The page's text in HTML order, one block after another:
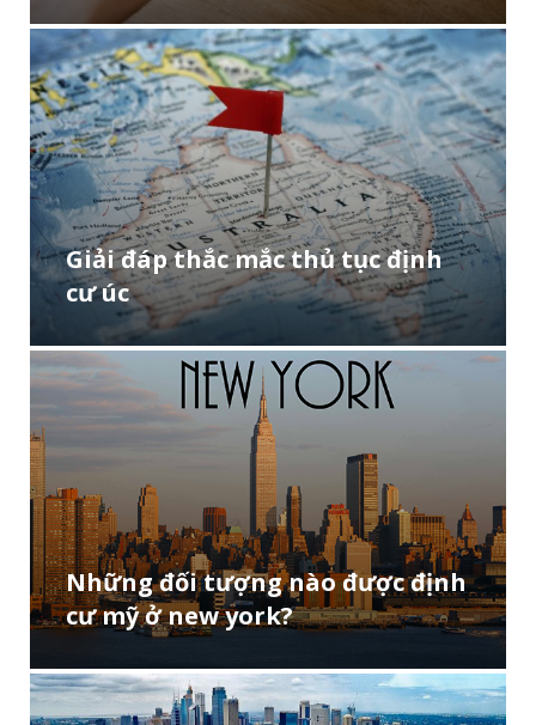
Giải đáp thắc mắc thủ tục định
cư úc
Những đối tượng nào được định
cư mỹ ở new york?